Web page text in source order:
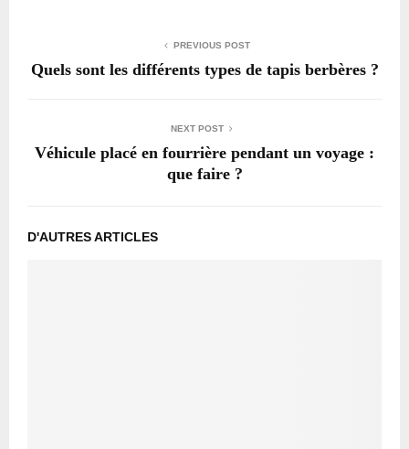
PREVIOUS POST
Quels sont les différents types de tapis berbères ?
NEXT POST
Véhicule placé en fourrière pendant un voyage :
que faire ?
D'AUTRES ARTICLES